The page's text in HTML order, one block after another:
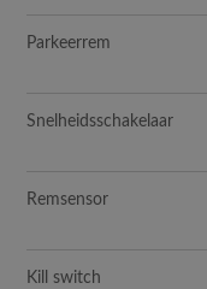
Parkeerrem
Snelheidsschakelaar
Remsensor
Kill switch